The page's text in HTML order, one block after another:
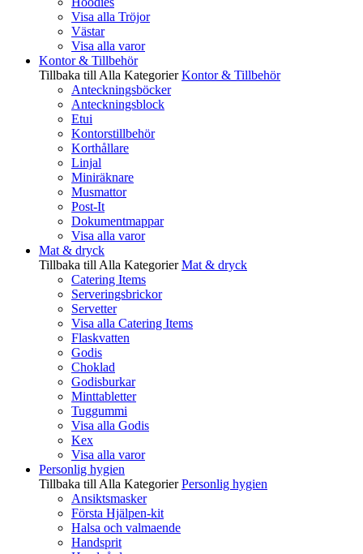
Visa alla Tröjor
Västar
Visa alla varor
Kontor & Tillbehör
Tillbaka till Alla Kategorier Kontor & Tillbehör
Anteckningsböcker
Anteckningsblock
Etui
Kontorstillbehör
Korthållare
Linjal
Miniräknare
Musmattor
Post-It
Dokumentmappar
Visa alla varor
Mat & dryck
Tillbaka till Alla Kategorier Mat & dryck
Catering Items
Serveringsbrickor
Servetter
Visa alla Catering Items
Flaskvatten
Godis
Choklad
Godisburkar
Minttabletter
Tuggummi
Visa alla Godis
Kex
Visa alla varor
Personlig hygien
Tillbaka till Alla Kategorier Personlig hygien
Ansiktsmasker
Första Hjälpen-kit
Halsa och valmaende
Handsprit